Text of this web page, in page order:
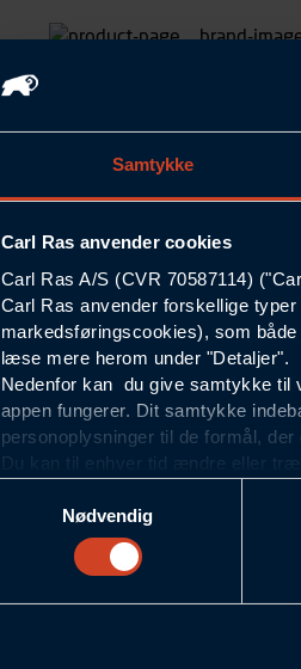
Samtykke
Carl Ras anvender cookies
Carl Ras A/S (CVR 70587114)
Carl Ras anvender forskellige
markedsføringscookies), som
læse mere herom under "Detaljer".
Nedenfor kan du give samtykke til
appen fungerer. Dit samtykke
personoplysninger til de formål, der
Du kan til enhver tid ændre eller
Statistikcookies
Carl Ras anvender
hjemmeside og apps, herunder
færden på siderne, tidspunkt,
informationer om enhedstype
Nødvendig
se all specifikationer